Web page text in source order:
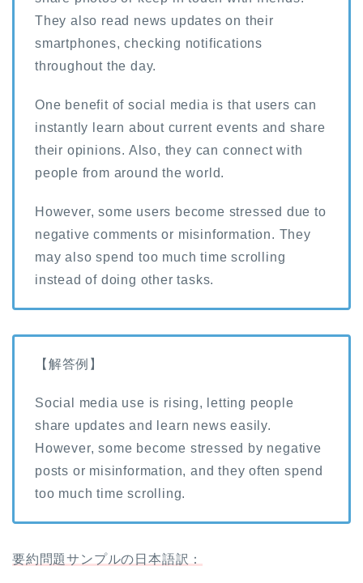
They also read news updates on their
smartphones, checking notifications
throughout the day.
One benefit of social media is that users can
instantly learn about current events and share
their opinions. Also, they can connect with
people from around the world.
However, some users become stressed due to
negative comments or misinformation. They
may also spend too much time scrolling
instead of doing other tasks.
【解答例】
Social media use is rising, letting people
share updates and learn news easily.
However, some become stressed by negative
posts or misinformation, and they often spend
too much time scrolling.
要約問題サンプルの日本語訳：